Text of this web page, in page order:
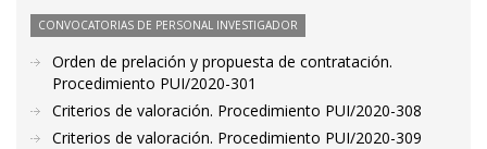
CONVOCATORIAS DE PERSONAL INVESTIGADOR
Orden de prelación y propuesta de contratación.
Procedimiento PUI/2020-301
Criterios de valoración. Procedimiento PUI/2020-308
Criterios de valoración. Procedimiento PUI/2020-309